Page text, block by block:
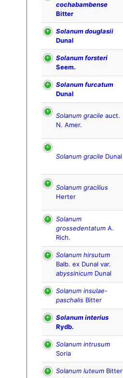
cochabambense
Bitter
Solanum douglasii
Dunal
Solanum forsteri
Seem.
Solanum furcatum
Dunal
Solanum gracile auct.
N. Amer.
Solanum gracile Dunal
Solanum gracilius
Herter
Solanum
grossedentatum A.
Rich.
Solanum hirsutum
Balb. ex Dunal var.
abyssinicum Dunal
Solanum insulae-
paschalis Bitter
Solanum interius
Rydb.
Solanum intrusum
Soria
Solanum luteum Bitter